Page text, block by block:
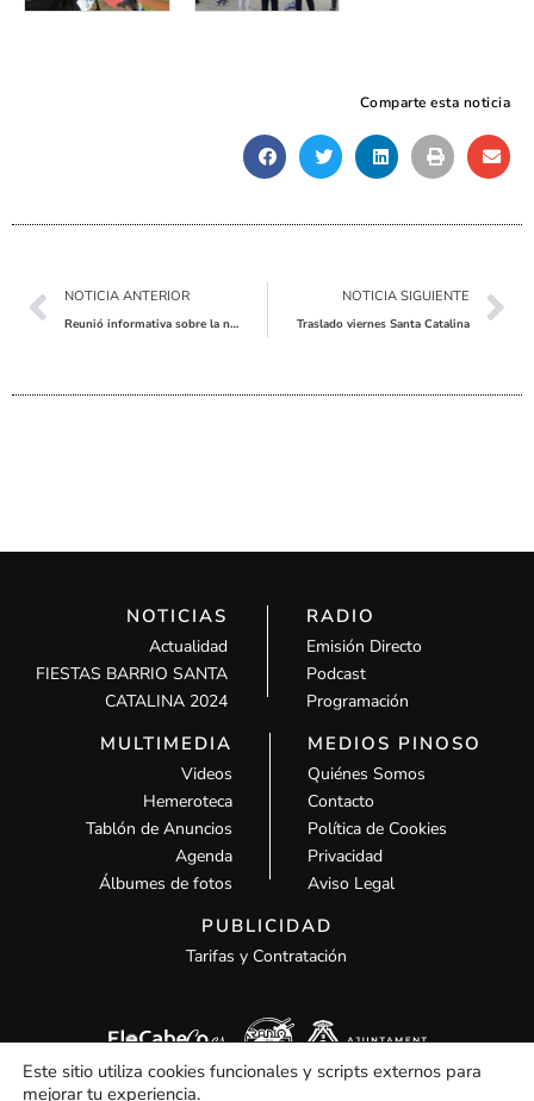
Comparte esta noticia
AntNOTICIA ANTERIOR
Reunió informativa sobre la nova Llei d’Educació
NOTICIA SIGUIENTE
Traslado viernes Santa Catalina
NOTICIAS
Actualidad
FIESTAS BARRIO SANTA
CATALINA 2024
RADIO
Emisión Directo
Podcast
Programación
MULTIMEDIA
Videos
Hemeroteca
Tablón de Anuncios
Agenda
Álbumes de fotos
MEDIOS PINOSO
Quiénes Somos
Contacto
Política de Cookies
Privacidad
Aviso Legal
PUBLICIDAD
Tarifas y Contratación
Este sitio utiliza cookies funcionales y scripts externos para
mejorar tu experiencia.